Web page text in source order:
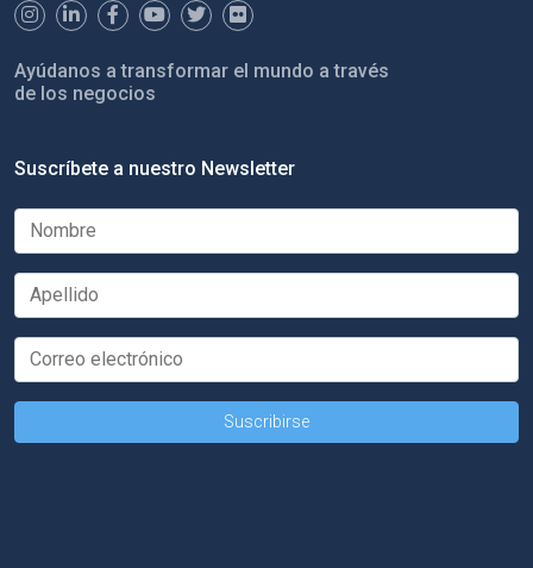
Ayúdanos a transformar el mundo a través
de los negocios
Suscríbete a nuestro Newsletter